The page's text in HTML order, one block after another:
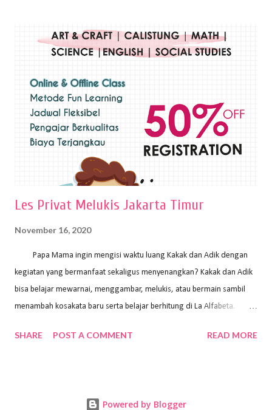
menggunakan bahan dasar cat air, cat akrilik, atau cat minyak dengan
sapuan warna cat yang tebal. Dengan memberikan sapuan warna
pelukis untuk menghasilkan lukisan yang mempesona dan tentunya
bernilai tinggi. Ciri teknik plakat Ciri-ciri teknik plakat, yaitu: Sapuan
warna yang kental dan tebal. Hasil lukisan menutupi seluruh bagian
medianya Mem...
Les Privat Melukis Jakarta Timur
November 16, 2020
Papa Mama ingin mengisi waktu luang Kakak dan Adik dengan
kegiatan yang bermanfaat sekaligus menyenangkan? Kakak dan Adik
bisa belajar mewarnai, menggambar, melukis, atau bermain sambil
menambah kosakata baru serta belajar berhitung di La Alfabeta.
kok untuk mengajar dengan metode yang fun, La Alfabeta
SHARE POST A COMMENT READ MORE
Powered by Blogger